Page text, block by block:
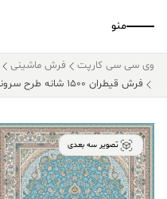
منو
وی سی سی کارپت فرش ماشینی
فرش قیطران ۱۵۰۰ شانه طرح سروناز آبی
تصویر سه بعدی